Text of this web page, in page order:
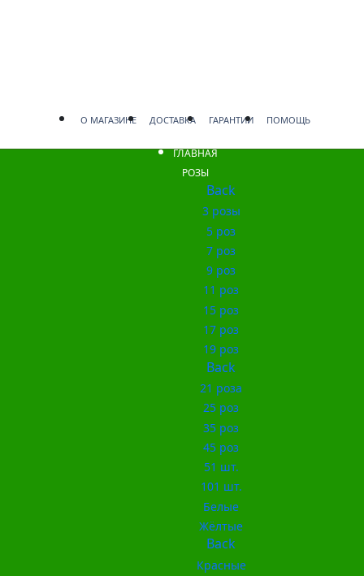
О МАГАЗИНЕ ДОСТАВКА ГАРАНТИИ ПОМОЩЬ
ГЛАВНАЯ
РОЗЫ
Back
3 розы
5 роз
7 роз
9 роз
11 роз
15 роз
17 роз
19 роз
Back
21 роза
25 роз
35 роз
45 роз
51 шт.
101 шт.
Белые
Жёлтые
Back
Красные